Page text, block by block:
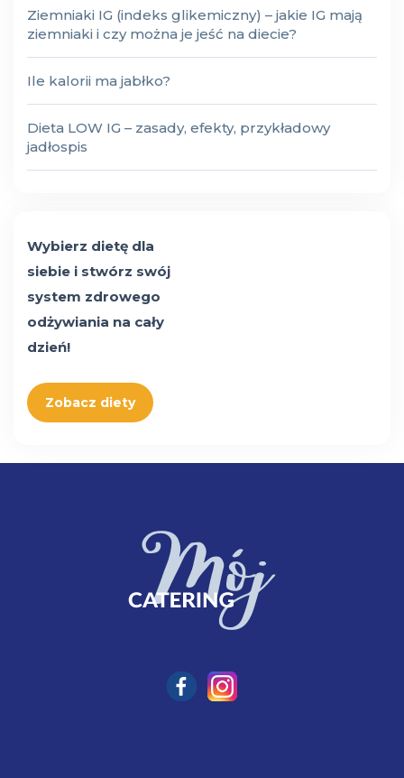
Ziemniaki IG (indeks glikemiczny) – jakie IG mają
ziemniaki i czy można je jeść na diecie?
Ile kalorii ma jabłko?
Dieta LOW IG – zasady, efekty, przykładowy
jadłospis
Wybierz dietę dla
siebie i stwórz swój
system zdrowego
odżywiania na cały
dzień!
Zobacz diety